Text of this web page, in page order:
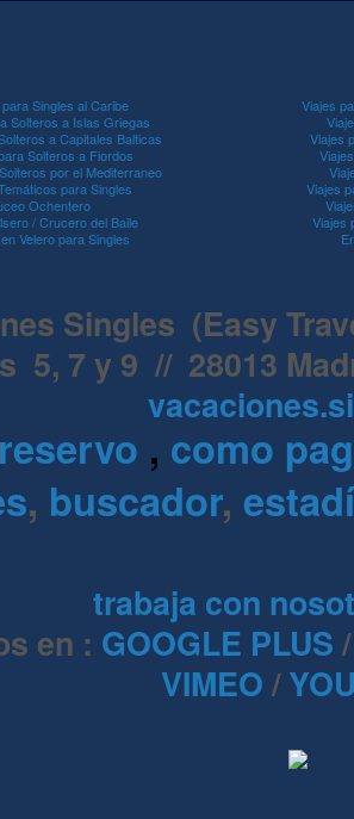
Singles al Caribe
Solteros a Islas Griegas
a Capitales Balticas
Solteros a Fiordos
por el Mediterraneo
para Singles
Ochentero
/ Crucero del Baile
Velero para Singles
Viajes
Viajes
Viajes
Viajes
Singles (Easy
5, 7 y 9 // 28013
, como
, buscador,
trabaja con
en : GOOGLE PLUS
VIMEO /